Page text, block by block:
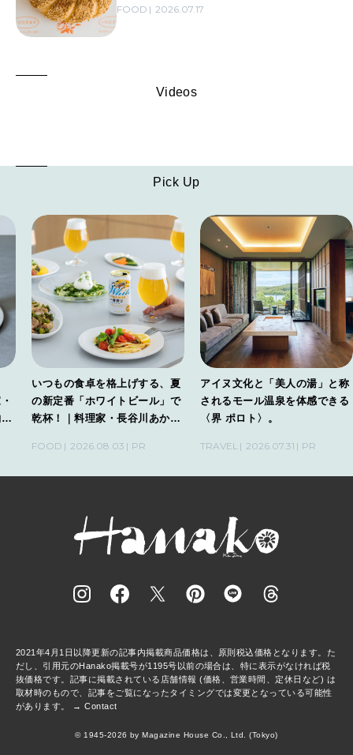
FOOD 2026.07.17
Videos
Pick Up
いつもの食卓を格上げする、夏
の新定番「ホワイトビール」で
乾杯！｜料理家・長谷川あかり
FOOD
2026.08.03 PR
アイヌ文化と「美人の湯」と称
されるモール温泉を体感できる
〈界 ポロト〉。
TRAVEL 2026.07.31 PR
2021年4月1日以降更新の記事内掲載商品価格は、原則税込価格となります。た
だし、引用元のHanako掲載号が1195号以前の場合は、特に表示がなければ税
抜価格です。記事に掲載されている店舗情報 (価格、営業時間、定休日など) は
取材時のもので、記事をご覧になったタイミングでは変更となっている可能性
があります。 →Contact
© 1945-2026 by Magazine House Co., Ltd. (Tokyo)